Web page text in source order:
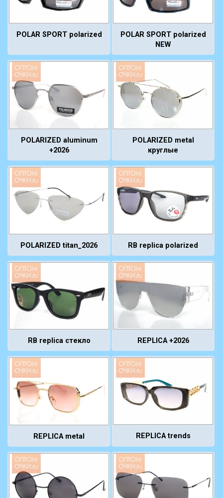
POLAR SPORT polarized
POLAR SPORT polarized
NEW
POLARIZED aluminum
+2026
POLARIZED metal
круглые
POLARIZED titan_2026 RB replica polarized
RB replica стекло REPLICA +2026
REPLICA metal REPLICA trends